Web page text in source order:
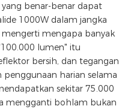
benar-benar dapat
1000W dalam jangka
mengapa banyak
lumen" itu
bersih, dan tegangan
harian selama
sekitar 75.000
mengganti bohlam bukan